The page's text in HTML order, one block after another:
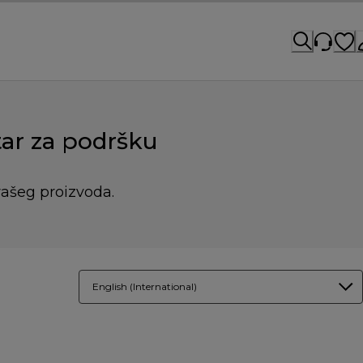
za podršku
proizvoda.
English (International)